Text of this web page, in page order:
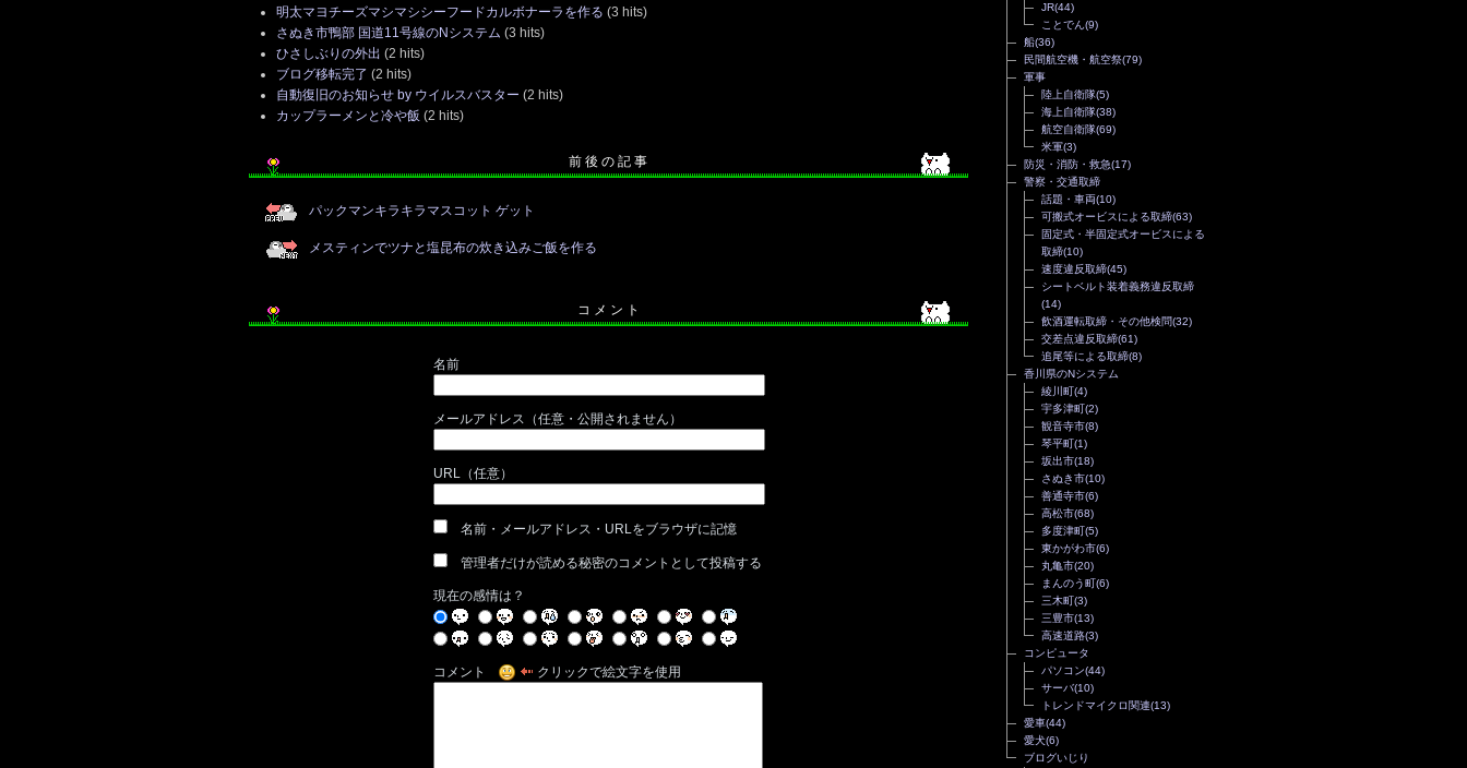
明太マヨチーズマシマシシーフードカルボナーラを作る (3 hits)
さぬき市鴨部 国道11号線のNシステム (3 hits)
ひさしぶりの外出 (2 hits)
ブログ移転完了 (2 hits)
自動復旧のお知らせ by ウイルスバスター (2 hits)
カップラーメンと冷や飯 (2 hits)
前 後 の 記 事
パックマンキラキラマスコット ゲット
メスティンでツナと塩昆布の炊き込みご飯を作る
コ メ ン ト
名前
メールアドレス（任意・公開されません）
URL（任意）
名前・メールアドレス・URLをブラウザに記憶
管理者だけが読める秘密のコメントとして投稿する
現在の感情は？
コメント クリックで絵文字を使用
JR(44)
ことでん(9)
船(36)
民間航空機・航空祭(79)
軍事
陸上自衛隊(5)
海上自衛隊(38)
航空自衛隊(69)
米軍(3)
防災・消防・救急(17)
警察・交通取締
話題・車両(10)
可搬式オービスによる取締(63)
固定式・半固定式オービスによる
取締(10)
速度違反取締(45)
シートベルト装着義務違反取締
(14)
飲酒運転取締・その他検問(32)
交差点違反取締(61)
追尾等による取締(8)
香川県のNシステム
綾川町(4)
宇多津町(2)
観音寺市(8)
琴平町(1)
坂出市(18)
さぬき市(10)
善通寺市(6)
高松市(68)
多度津町(5)
東かがわ市(6)
丸亀市(20)
まんのう町(6)
三木町(3)
三豊市(13)
高速道路(3)
コンピュータ
パソコン(44)
サーバ(10)
トレンドマイクロ関連(13)
愛車(44)
愛犬(6)
ブログいじり